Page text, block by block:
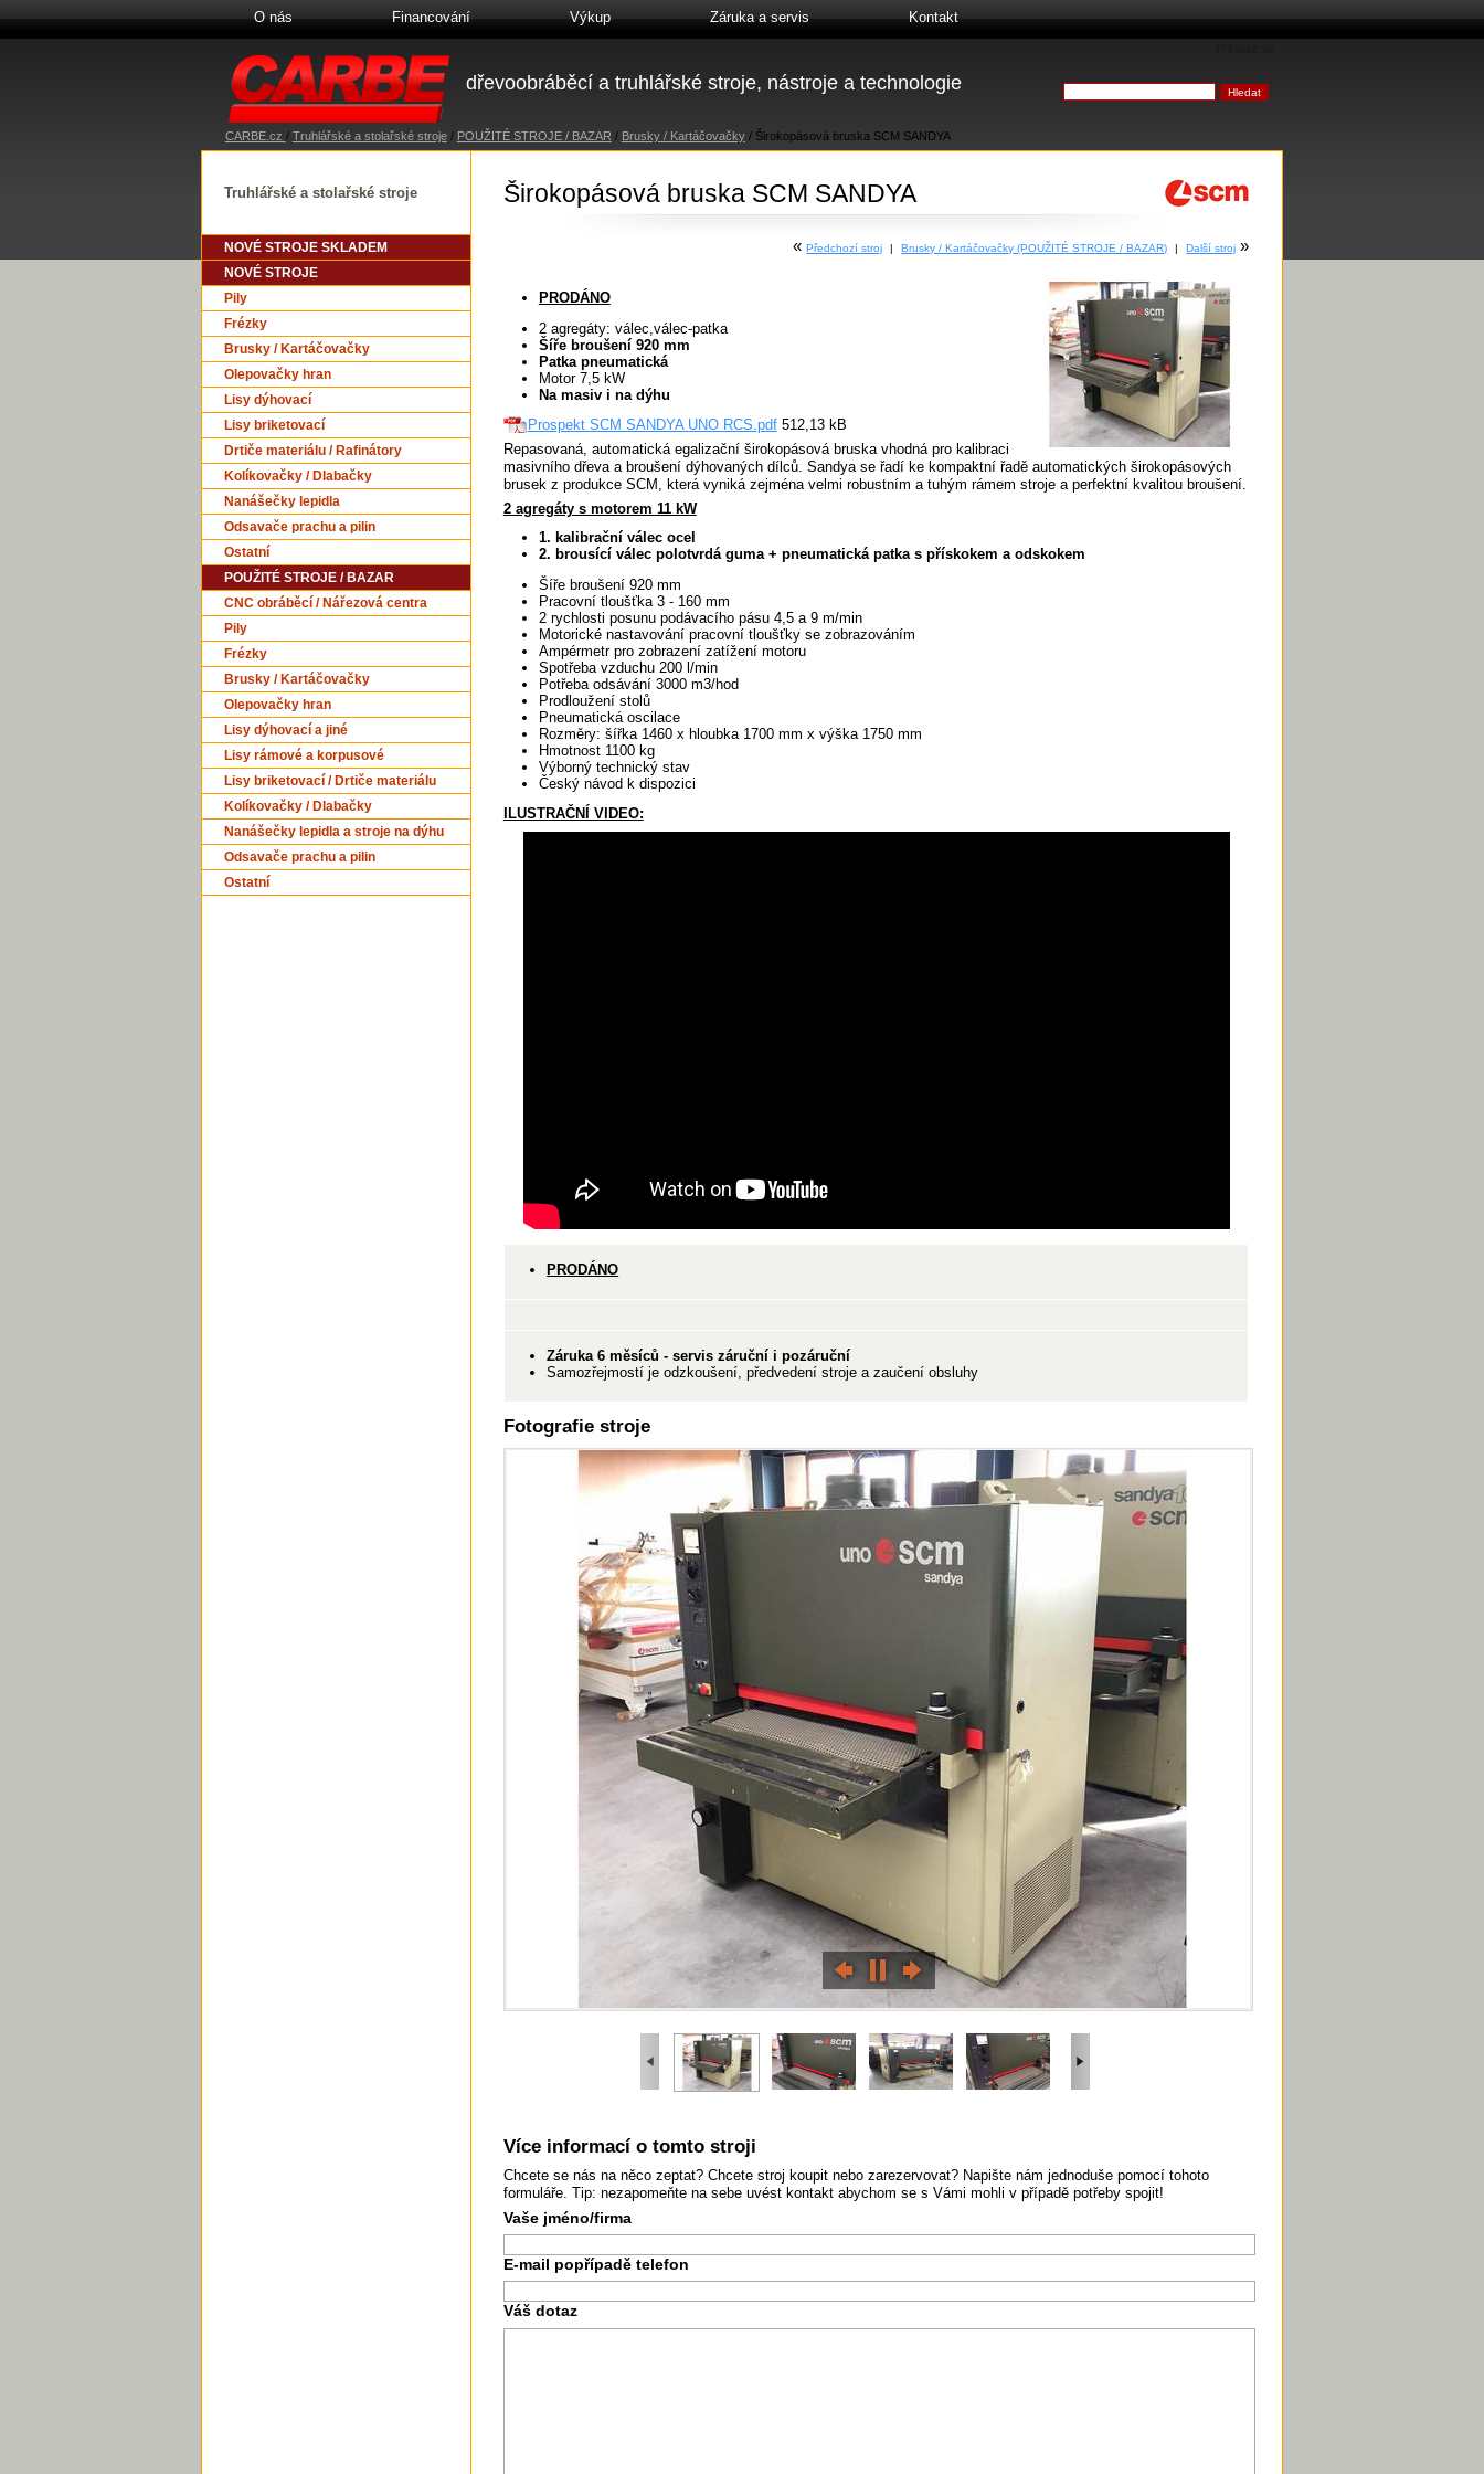
O nás Financování Výkup Záruka a servis Kontakt
dřevoobráběcí a truhlářské stroje, nástroje a technologie
CARBE.cz / Truhlářské a stolařské stroje / POUŽITÉ STROJE / BAZAR / Brusky / Kartáčovačky / Širokopásová bruska SCM SANDYA
Truhlářské a stolařské stroje
NOVÉ STROJE SKLADEM
NOVÉ STROJE
Pily
Frézky
Brusky / Kartáčovačky
Olepovačky hran
Lisy dýhovací
Lisy briketovací
Drtiče materiálu / Rafinátory
Kolíkovačky / Dlabačky
Nanášečky lepidla
Odsavače prachu a pilin
Ostatní
POUŽITÉ STROJE / BAZAR
CNC obráběcí / Nářezová centra
Pily
Frézky
Brusky / Kartáčovačky
Olepovačky hran
Lisy dýhovací a jiné
Lisy rámové a korpusové
Lisy briketovací / Drtiče materiálu
Kolíkovačky / Dlabačky
Nanášečky lepidla a stroje na dýhu
Odsavače prachu a pilin
Ostatní
Širokopásová bruska SCM SANDYA
«Předchozí stroj | Brusky / Kartáčovačky (POUŽITÉ STROJE / BAZAR) | Další stroj »
PRODÁNO
2 agregáty: válec,válec-patka
Šíře broušení 920 mm
Patka pneumatická
Motor 7,5 kW
Na masiv i na dýhu
Prospekt SCM SANDYA UNO RCS.pdf512,13 kB
Repasovaná, automatická egalizační širokopásová bruska vhodná pro kalibraci
masivního dřeva a broušení dýhovaných dílců. Sandya se řadí ke kompaktní řadě automatických širokopásových
brusek z produkce SCM, která vyniká zejména velmi robustním a tuhým rámem stroje a perfektní kvalitou broušení.
2 agregáty s motorem 11 kW
1. kalibrační válec ocel
2. brousící válec polotvrdá guma + pneumatická patka s přískokem a odskokem
Šíře broušení 920 mm
Pracovní tloušťka 3 - 160 mm
2 rychlosti posunu podávacího pásu 4,5 a 9 m/min
Motorické nastavování pracovní tloušťky se zobrazováním
Ampérmetr pro zobrazení zatížení motoru
Spotřeba vzduchu 200 l/min
Potřeba odsávání 3000 m3/hod
Prodloužení stolů
Pneumatická oscilace
Rozměry: šířka 1460 x hloubka 1700 mm x výška 1750 mm
Hmotnost 1100 kg
Výborný technický stav
Český návod k dispozici
ILUSTRAČNÍ VIDEO:
PRODÁNO
Záruka 6 měsíců -servis záruční i pozáruční
Samozřejmostí je odzkoušení, předvedení stroje a zaučení obsluhy
Fotografie stroje
Více informací o tomto stroji
Chcete se nás na něco zeptat? Chcete stroj koupit nebo zarezervovat? Napište nám jednoduše pomocí tohoto
formuláře. Tip: nezapomeňte na sebe uvést kontakt abychom se s Vámi mohli v případě potřeby spojit!
Vaše jméno/firma
E-mail popřípadě telefon
Váš dotaz